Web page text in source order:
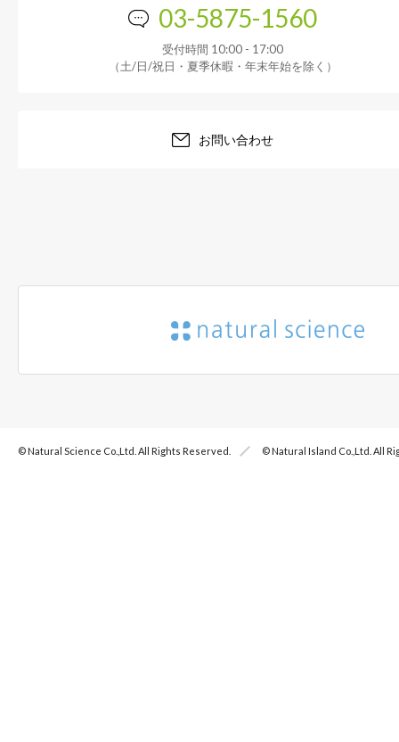
03-5875-1560
受付時間 10:00 - 17:00
（土/日/祝日・夏季休暇・年末年始を除く）
お問い合わせ
© Natural Science Co.,Ltd. All Rights Reserved. © Natural Island Co.,Ltd. All